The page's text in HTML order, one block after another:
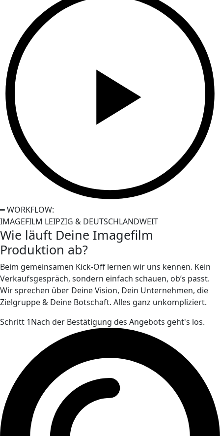
━ WORKFLOW:
IMAGEFILM LEIPZIG & DEUTSCHLANDWEIT
Wie läuft Deine Imagefilm
Produktion ab?
Beim gemeinsamen Kick-Off lernen wir uns kennen. Kein
Verkaufsgespräch, sondern einfach schauen, ob’s passt.
Wir sprechen über Deine Vision, Dein Unternehmen, die
Zielgruppe & Deine Botschaft. Alles ganz unkompliziert.
Schritt 1Nach der Bestätigung des Angebots geht's los.